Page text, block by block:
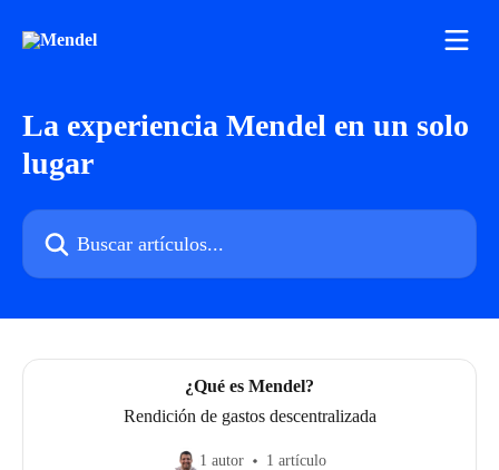
La experiencia Mendel en un solo
lugar
Buscar artículos...
¿Qué es Mendel?
Rendición de gastos descentralizada
1 autor 1 artículo